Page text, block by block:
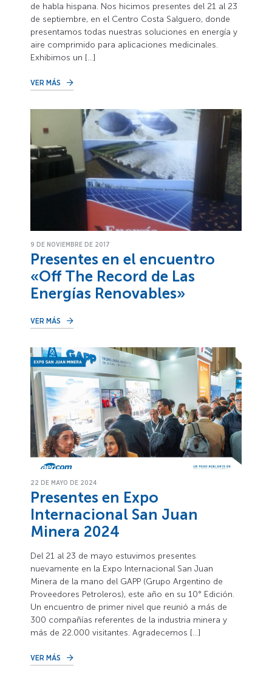
de habla hispana. Nos hicimos presentes del 21 al 23
de septiembre, en el Centro Costa Salguero, donde
presentamos todas nuestras soluciones en energía y
aire comprimido para aplicaciones medicinales.
Exhibimos un […]
VER MÁS
9 DE NOVIEMBRE DE 2017
Presentes en el encuentro
«Off The Record de Las
Energías Renovables»
VER MÁS
22 DE MAYO DE 2024
Presentes en Expo
Internacional San Juan
Minera 2024
Del 21 al 23 de mayo estuvimos presentes
nuevamente en la Expo Internacional San Juan
Minera de la mano del GAPP (Grupo Argentino de
Proveedores Petroleros), este año en su 10° Edición.
Un encuentro de primer nivel que reunió a más de
300 compañías referentes de la industria minera y
más de 22.000 visitantes. Agradecemos […]
VER MÁS